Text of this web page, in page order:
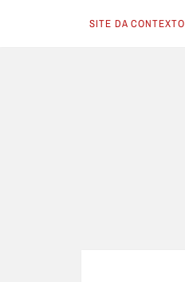
SITE DA CONTEXTO